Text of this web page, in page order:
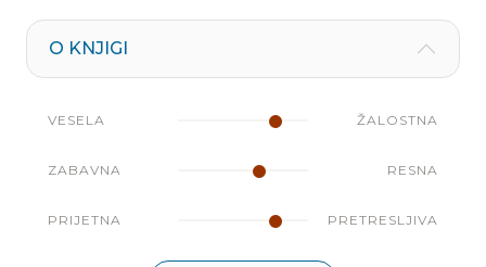
O KNJIGI
VESELA ŽALOSTNA
ZABAVNA RESNA
PRIJETNA PRETRESLJIVA